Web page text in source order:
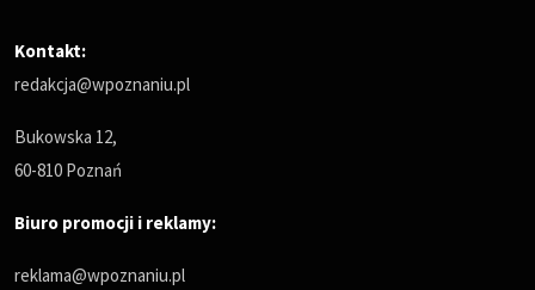
Kontakt:
redakcja@wpoznaniu.pl
Bukowska 12,
60-810 Poznań
Biuro promocji i reklamy:
reklama@wpoznaniu.pl